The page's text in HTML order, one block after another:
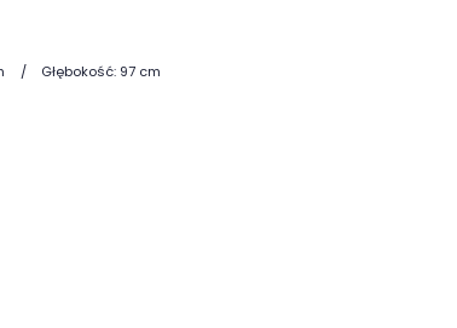
Głębokość: 97 cm